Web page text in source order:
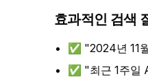
효과적인 검색
✅ "2024년 11
✅ "최근 1주일